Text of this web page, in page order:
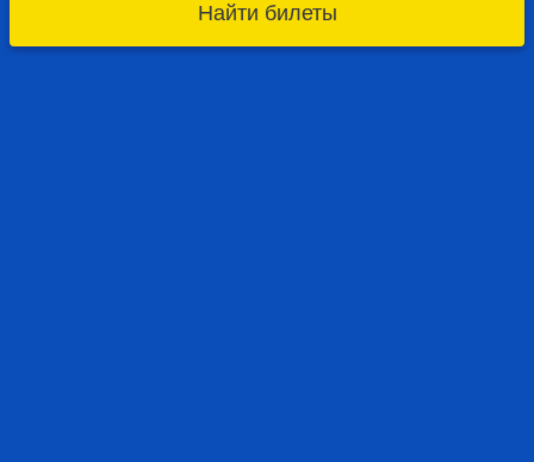
Найти билеты